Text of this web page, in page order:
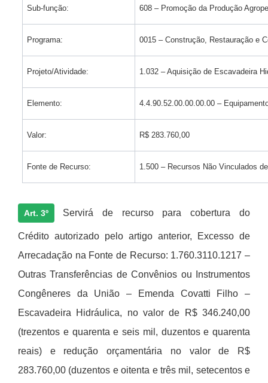
Sub-função: 608 – Promoção da Produção
Programa: 0015 – Construção, Restauração e
Projeto/Atividade: 1.032 – Aquisição de Escavadeira
Elemento: 4.4.90.52.00.00.00.00 –
Valor: R$ 283.760,00
Fonte de Recurso: 1.500 – Recursos Não Vinculados
Art. 3º Servirá de recurso para cobertura do
Crédito autorizado pelo artigo anterior, Excesso de
Arrecadação na Fonte de Recurso: 1.760.3110.1217 –
Outras Transferências de Convênios ou Instrumentos
Congêneres da União – Emenda Covatti Filho –
Escavadeira Hidráulica, no valor de R$ 346.240,00
(trezentos e quarenta e seis mil, duzentos e quarenta
reais) e redução orçamentária no valor de R$
283.760,00 (duzentos e oitenta e três mil, setecentos e